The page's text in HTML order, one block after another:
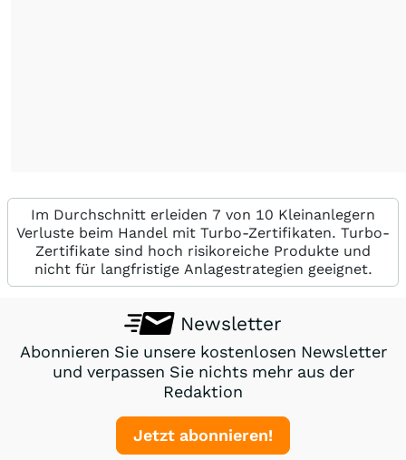
Im Durchschnitt erleiden 7 von 10 Kleinanlegern
Verluste beim Handel mit Turbo-Zertifikaten. Turbo-
Zertifikate sind hoch risikoreiche Produkte und
nicht für langfristige Anlagestrategien geeignet.
Newsletter
Abonnieren Sie unsere kostenlosen Newsletter
und verpassen Sie nichts mehr aus der
Redaktion
Jetzt abonnieren!